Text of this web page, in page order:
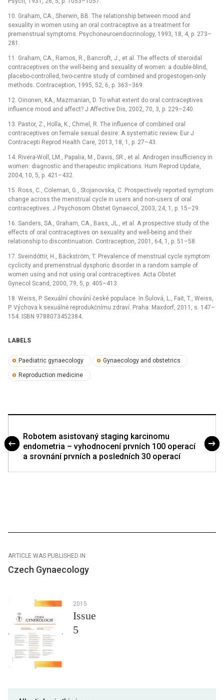
10. Graham, CA., Sherwin, BB. The relationship between mood and
sexuality in women using an oral contraceptive as a treatment for
premenstrual symptoms. Psychoneuroendocrinology, 1993, 18, 4, p. 273–
281.
11. Graham, CA., Ramos, R., Bancroft, J., et al. The effects of steroidal
contraceptives on the well-being and sexuality of women: a double-blind,
placebo-controlled, two-centre study of combined and progestogen-only
methods. Contraception, 1995, 52, 6, p. 363–369.
12. Oinonen, KA., Mazmanian, D. To what extent do oral contraceptives
influence mood and affect? J Affective Dis, 2002, 70, 3, p. 229–240.
13. Pastor, Z., Holla, K., Chmel, R. The influence of combined oral
contraceptives on female sexual desire: A systematic review. Eur J
Contracepti Reprod Health Care, 2013, 18, 1, p. 27–43.
14. Rivera-Woll, LM., Papalia, M., Davis, SR., et al. Androgen insufficiency in
women: diagnostic and therapeutic implications. Hum Reprod Update,
2004, 10, 5, p. 421–432.
15. Ross, C., Coleman, G., Stojanovska, C. Prospectively reported symptom
change across the menstrual cycle in users and non-users of oral
contraceptives. J Psychosom Obstet Gynaecol, 2003, 24, 1, p. 15–29.
16. Sanders, SA., Graham, CA., Bass, JL., et al. A prospective study of the
effects of oral contraceptives on sexuality and well-being and their
relationship to discontinuation. Contraception, 2001, 64, 1, p. 51–58.
17. Sveindóttir, H., Bäckström, T. Prevalence of menstrual cycle symptom
cyclicity and premenstrual dysphoric disorder in a random sample of
women using and not using oral contraceptives. Acta Obstet
Gynecol Scand, 2000, 79, 5, p. 405–413.
18. Weiss, P. Sexuální chování české populace. In Šulová, L., Fait, T., Weiss,
P. Výchova k sexuálně reprodukčnímu zdraví. Praha: Maxdorf, 2011, s. 147–
154. ISBN 9788073452384.
LABELS
Paediatric gynaecology Gynaecology and obstetrics
Reproduction medicine
Robotem asistovaný staging karcinomu
endometria – vyhodnocení prvních 100 operací
a srovnání prvních a posledních 30 operací
ARTICLE WAS PUBLISHED IN
Czech Gynaecology
2015
Issue
5